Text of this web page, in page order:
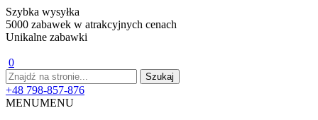
Szybka wysyłka
5000 zabawek w atrakcyjnych cenach
Unikalne zabawki
0
+48 798-857-876
MENUMENU